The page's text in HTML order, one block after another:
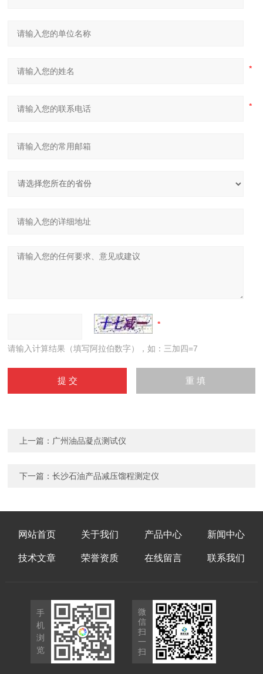
请输入计算结果（填写阿拉伯数字），如：三加四=7
上一篇： 广州油品凝点测试仪
下一篇：长沙石油产品减压馏程测定仪
网站首页 关于我们 产品中心 新闻中心
技术文章 荣誉资质 在线留言 联系我们
手
机
浏
览
微
信
扫
一
扫